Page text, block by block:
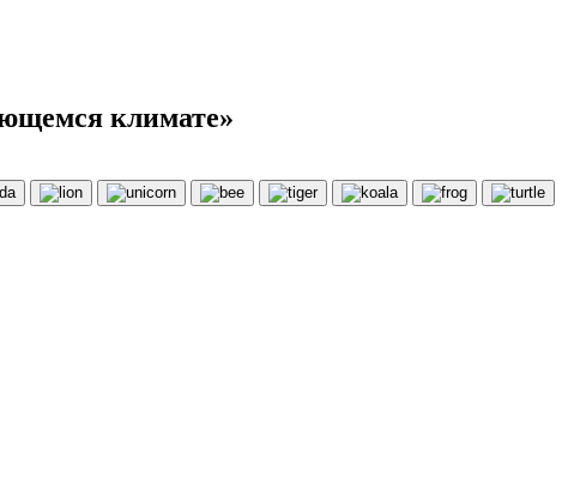
климате»